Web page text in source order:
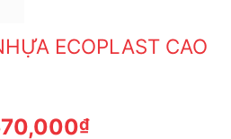
ECOPLAST CAO
₫Giá